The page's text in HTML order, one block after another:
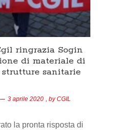
ringrazia Sogin
di materiale di
sanitarie
3 aprile 2020 , byCGIL
la pronta risposta di